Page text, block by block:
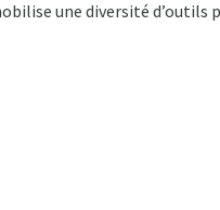
une diversité d’outils